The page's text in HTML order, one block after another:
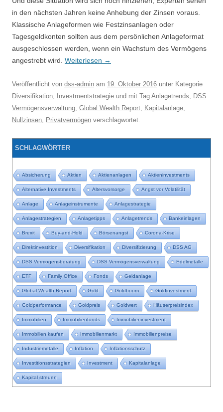
in den nächsten Jahren keine Anhebung der Zinsen voraus.
Klassische Anlageformen wie Festzinsanlagen oder
Tagesgeldkonten sollten aus dem persönlichen Anlageformat
ausgeschlossen werden, wenn ein Wachstum des Vermögens
angestrebt wird. Weiterlesen →
Veröffentlicht von dss-admin am 19. Oktober 2016 unter Kategorie
Diversifikation, Investmentstrategie und mit Tag Anlagetrends, DSS
Vermögensverwaltung, Global Wealth Report, Kapitalanlage,
Nullzinsen, Privatvermögen verschlagwortet.
SCHLAGWÖRTER
Absicherung Aktien Aktienanlagen Aktieninvestments
Alternative Investments Altersvorsorge Angst vor Volatilität
Anlage Anlageinstrumente Anlagestrategie
Anlagestrategien Anlagetipps Anlagetrends Bankeinlagen
Brexit Buy-and-Hold Börsenangst Corona-Krise
Direktinvestition Diversifikation Diversifizierung DSS AG
DSS Vermögensberatung DSS Vermögensverwaltung Edelmetalle
ETF Family Office Fonds Geldanlage
Global Wealth Report Gold Goldboom Goldinvestment
Goldperformance Goldpreis Goldwert Häuserpreisindex
Immobilien Immobilienfonds Immobilieninvestment
Immobilien kaufen Immobilienmarkt Immobilienpreise
Industriemetalle Inflation Inflationsschutz
Investitionsstrategien Investment Kapitalanlage
Kapital streuen